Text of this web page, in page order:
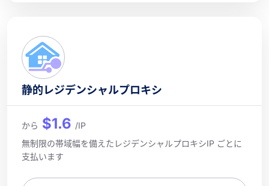
静的レジデンシャルプロキシ
から $1.6 /IP
無制限の帯域幅を備えたレジデンシャルプロキシIP ごとに
支払います